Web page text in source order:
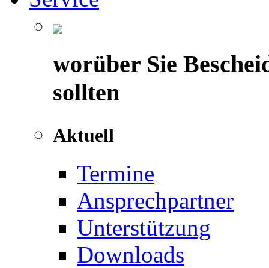
worüber Sie
sollten
Aktuell
Termine
Ansprechpartner
Unterstützung
Downloads